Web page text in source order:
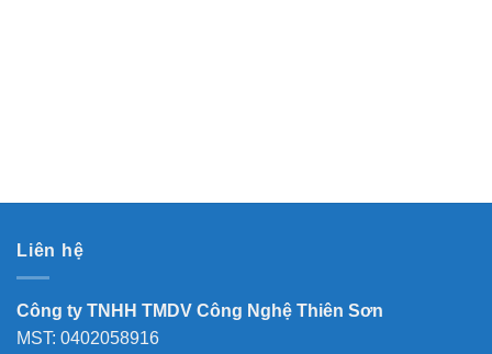
Liên hệ
Công ty TNHH TMDV Công Nghệ Thiên Sơn
MST: 0402058916